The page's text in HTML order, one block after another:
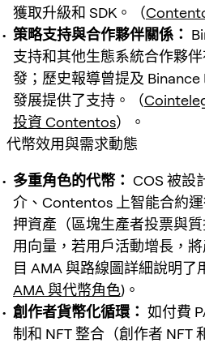
獲取升級和 SDK。（
策略支持與合作夥伴關係：
支持和其他生態系統合作夥
發；歷史報導曾提及
發展提供了支持。（
投資 Contentos）。
代幣效用與需求動態
多重角色的代幣： COS 被設
介、Contentos 上智能合約
押資產（區塊生產者投票與
用向量，若用戶活動增長，
目 AMA 與路線圖詳細說明了
AMA 與代幣角色)。
創作者貨幣化循環： 如付費
制和 NFT 整合（創作者 NFT